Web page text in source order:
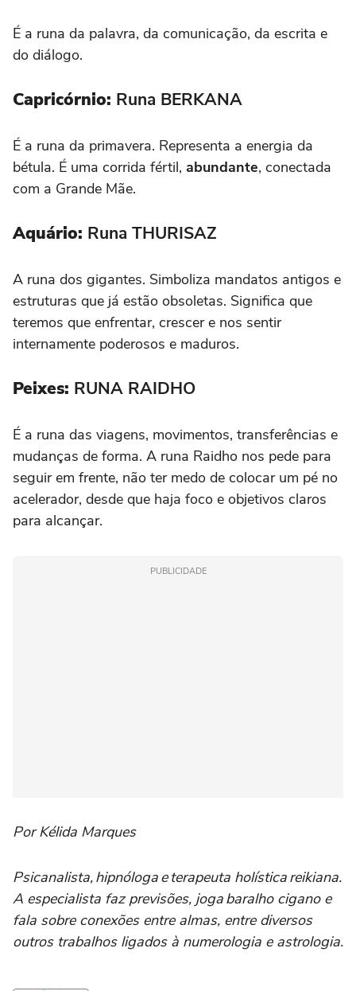
É a runa da palavra, da comunicação, da escrita e
do diálogo.
Capricórnio: Runa BERKANA
É a runa da primavera. Representa a energia da
bétula. É uma corrida fértil, abundante, conectada
com a Grande Mãe.
Aquário: Runa THURISAZ
A runa dos gigantes. Simboliza mandatos antigos e
estruturas que já estão obsoletas. Significa que
teremos que enfrentar, crescer e nos sentir
internamente poderosos e maduros.
Peixes: RUNA RAIDHO
É a runa das viagens, movimentos, transferências e
mudanças de forma. A runa Raidho nos pede para
seguir em frente, não ter medo de colocar um pé no
acelerador, desde que haja foco e objetivos claros
para alcançar.
PUBLICIDADE
Por Kélida Marques
Psicanalista, hipnóloga e terapeuta holística reikiana.
A especialista faz previsões, joga baralho cigano e
fala sobre conexões entre almas, entre diversos
outros trabalhos ligados à numerologia e astrologia.